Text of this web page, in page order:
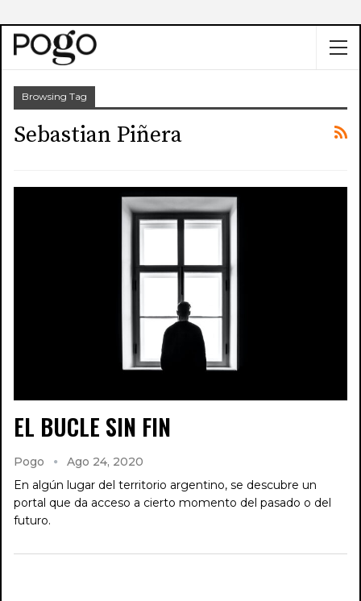
Browsing Tag
Sebastian Piñera
EL BUCLE SIN FIN
Pogo
Ago 24, 2020
En algún lugar del territorio argentino, se descubre un
portal que da acceso a cierto momento del pasado o del
futuro.